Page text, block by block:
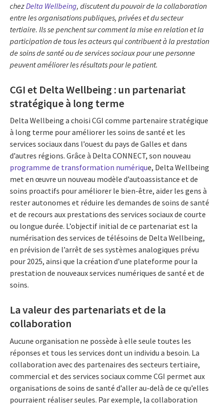
chezDelta Wellbeing, discutent du pouvoir de la collaboration
entre les organisations publiques, privées et du secteur
tertiaire. Ils se penchent sur comment la mise en relation et la
participation de tous les acteurs qui contribuent à la prestation
de soins de santé ou de services sociaux pour une personne
peuvent améliorer les résultats pour le patient.
CGI et Delta Wellbeing : un partenariat
stratégique à long terme
Delta Wellbeing a choisi CGI comme partenaire stratégique
à long terme pour améliorer les soins de santé et les
services sociaux dans l’ouest du pays de Galles et dans
d’autres régions. Grâce à Delta CONNECT, son nouveau
programme de transformation numérique, Delta Wellbeing
met en œuvre un nouveau modèle d’autoassistance et de
soins proactifs pour améliorer le bien-être, aider les gens à
rester autonomes et réduire les demandes de soins de santé
et de recours aux prestations des services sociaux de courte
ou longue durée. L’objectif initial de ce partenariat est la
numérisation des services de télésoins de Delta Wellbeing,
en prévision de l’arrêt de ses systèmes analogiques prévu
pour 2025, ainsi que la création d’une plateforme pour la
prestation de nouveaux services numériques de santé et de
soins.
La valeur des partenariats et de la
collaboration
Aucune organisation ne possède à elle seule toutes les
réponses et tous les services dont un individu a besoin. La
collaboration avec des partenaires des secteurs tertiaire,
commercial et des services sociaux comme CGI permet aux
organisations de soins de santé d’aller au-delà de ce qu’elles
pourraient réaliser seules. Par exemple, la collaboration